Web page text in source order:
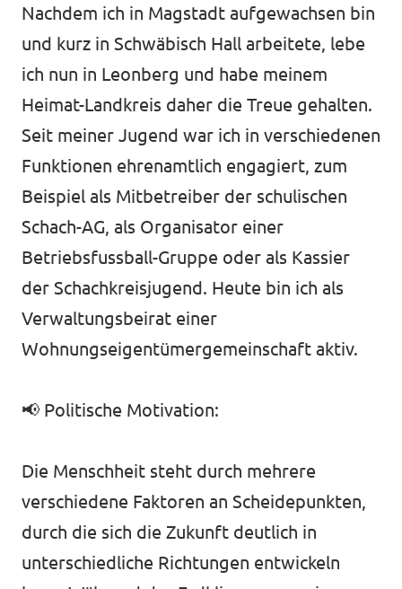
Nachdem ich in Magstadt aufgewachsen bin
und kurz in Schwäbisch Hall arbeitete, lebe
ich nun in Leonberg und habe meinem
Heimat-Landkreis daher die Treue gehalten.
Seit meiner Jugend war ich in verschiedenen
Funktionen ehrenamtlich engagiert, zum
Beispiel als Mitbetreiber der schulischen
Schach-AG, als Organisator einer
Betriebsfussball-Gruppe oder als Kassier
der Schachkreisjugend. Heute bin ich als
Verwaltungsbeirat einer
Wohnungseigentümergemeinschaft aktiv.
📢 Politische Motivation:
Die Menschheit steht durch mehrere
verschiedene Faktoren an Scheidepunkten,
durch die sich die Zukunft deutlich in
unterschiedliche Richtungen entwickeln